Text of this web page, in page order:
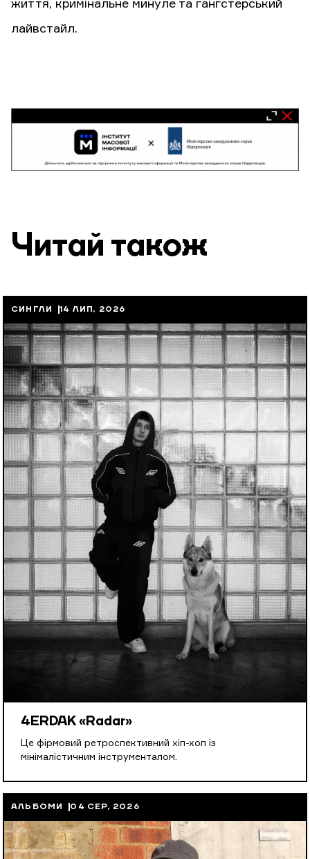
життя, кримінальне минуле та гангстерський
лайвстайл.
Читай також
СИНГЛИ 14 ЛИП, 2026
4ERDAK «Radar»
Це фірмовий ретроспективний хіп-хоп із
мінімалістичним інструменталом.
АЛЬБОМИ 04 СЕР, 2026